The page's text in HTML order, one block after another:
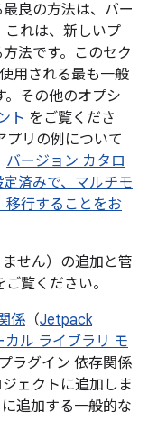
良の方法は、バー
これは、新しいプ
法です。このセク
用される最も一般
。その他のオプシ
ト をご覧くださ
プリの例について
バージョン カタロ
済みで、マルチモ
移行することをお
せん）の追加と管
ご覧ください。
係 （Jetpack
カル ライブラリ モ
ラグイン 依存関係
ェクトに追加しま
追加する一般的な